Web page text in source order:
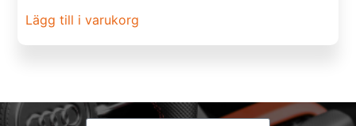
Lägg till i varukorg